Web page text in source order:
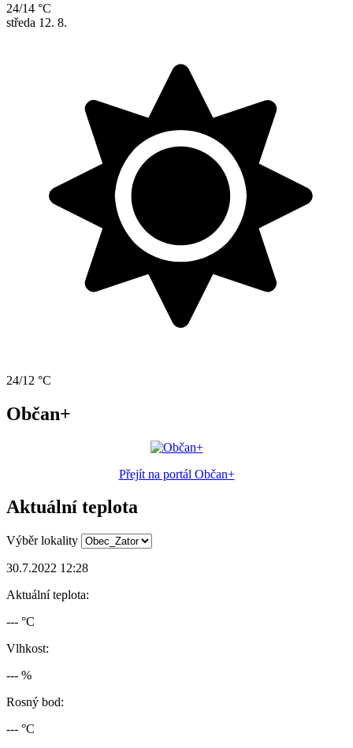
24/14 °C
středa 12. 8.
24/12 °C
Občan+
Přejít na portál Občan+
Aktuální teplota
Výběr lokality
30.7.2022 12:28
Aktuální teplota:
--- °C
Vlhkost:
--- %
Rosný bod:
--- °C